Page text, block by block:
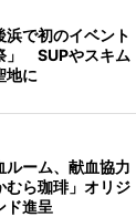
浜で初のイベント
」 SUPやスキム
地に
ルーム、献血協力
むら珈琲」オリジ
ド進呈